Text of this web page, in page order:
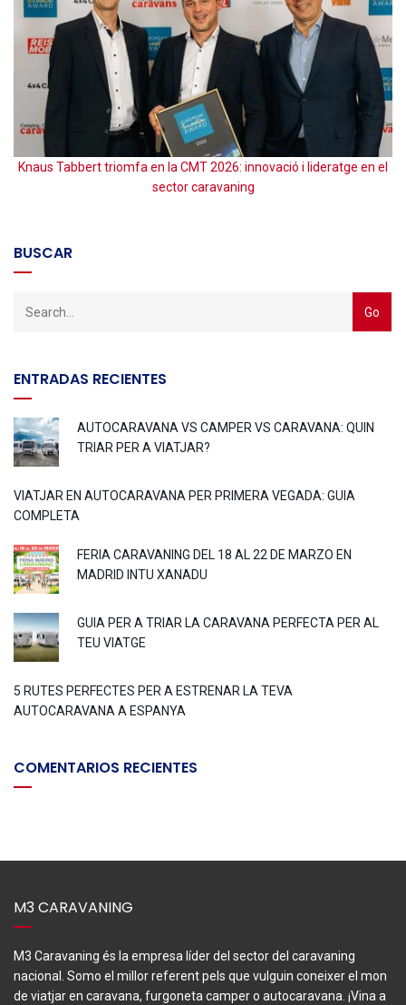
Knaus Tabbert triomfa en la CMT 2026: innovació i lideratge en el
sector caravaning
BUSCAR
ENTRADAS RECIENTES
AUTOCARAVANA VS CAMPER VS CARAVANA: QUIN
TRIAR PER A VIATJAR?
VIATJAR EN AUTOCARAVANA PER PRIMERA VEGADA: GUIA
COMPLETA
FERIA CARAVANING DEL 18 AL 22 DE MARZO EN
MADRID INTU XANADU
GUIA PER A TRIAR LA CARAVANA PERFECTA PER AL
TEU VIATGE
5 RUTES PERFECTES PER A ESTRENAR LA TEVA
AUTOCARAVANA A ESPANYA
COMENTARIOS RECIENTES
M3 CARAVANING
M3 Caravaning és la empresa líder del sector del caravaning
nacional. Somo el millor referent pels que vulguin coneixer el mon
de viatjar en caravana, furgoneta camper o autocaravana. ¡Vina a